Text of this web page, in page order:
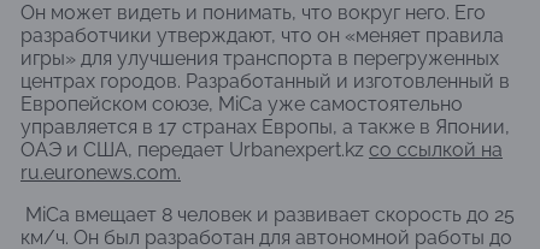
Он может видеть и понимать, что вокруг него. Его
разработчики утверждают, что он «меняет правила
игры» для улучшения транспорта в перегруженных
центрах городов. Разработанный и изготовленный в
Европейском союзе, MiCa уже самостоятельно
управляется в 17 странах Европы, а также в Японии,
ОАЭ и США, передает Urbanexpert.kz со ссылкой на
ru.euronews.com.
MiCa вмещает 8 человек и развивает скорость до 25
км/ч. Он был разработан для автономной работы до